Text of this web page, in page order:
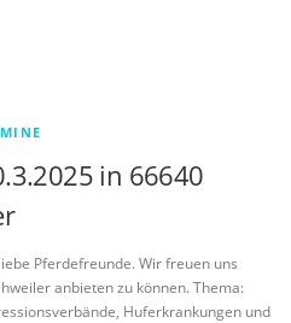
in 66640
Pferdefreunde. Wir freuen uns
anbieten zu können. Thema:
Huferkrankungen und